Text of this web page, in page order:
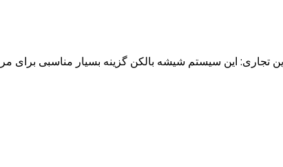
تجاری: این سیستم شیشه بالکن گزینه بسیار مناسبی